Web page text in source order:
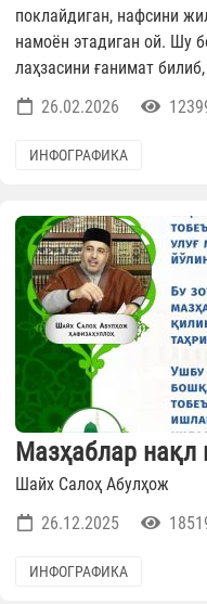
поклайдиган, нафсини
намоён этадиган ой. Шу
лаҳзасини ғанимат
26.02.2026
ИНФОГРАФИКА
Мазҳаблар нақл
Шайх Салоҳ Абулҳож
26.12.2025
ИНФОГРАФИКА